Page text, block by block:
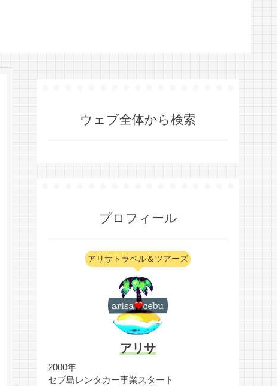
ウェブ全体から検索
プロフィール
アリサトラベル＆ツアーズ
アリサ
2000年
セブ島レンタカー事業スタート